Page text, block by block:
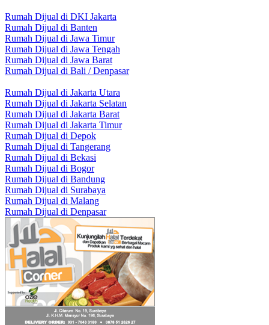
Rumah Dijual di DKI Jakarta
Rumah Dijual di Banten
Rumah Dijual di Jawa Timur
Rumah Dijual di Jawa Tengah
Rumah Dijual di Jawa Barat
Rumah Dijual di Bali / Denpasar
Rumah Dijual di Jakarta Utara
Rumah Dijual di Jakarta Selatan
Rumah Dijual di Jakarta Barat
Rumah Dijual di Jakarta Timur
Rumah Dijual di Depok
Rumah Dijual di Tangerang
Rumah Dijual di Bekasi
Rumah Dijual di Bogor
Rumah Dijual di Bandung
Rumah Dijual di Surabaya
Rumah Dijual di Malang
Rumah Dijual di Denpasar